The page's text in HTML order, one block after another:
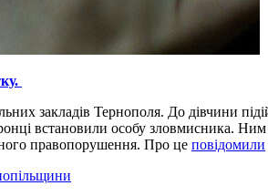
закладів Тернополя. До дівчини
встановили особу зловмисника.
правопорушення. Про це повідомили